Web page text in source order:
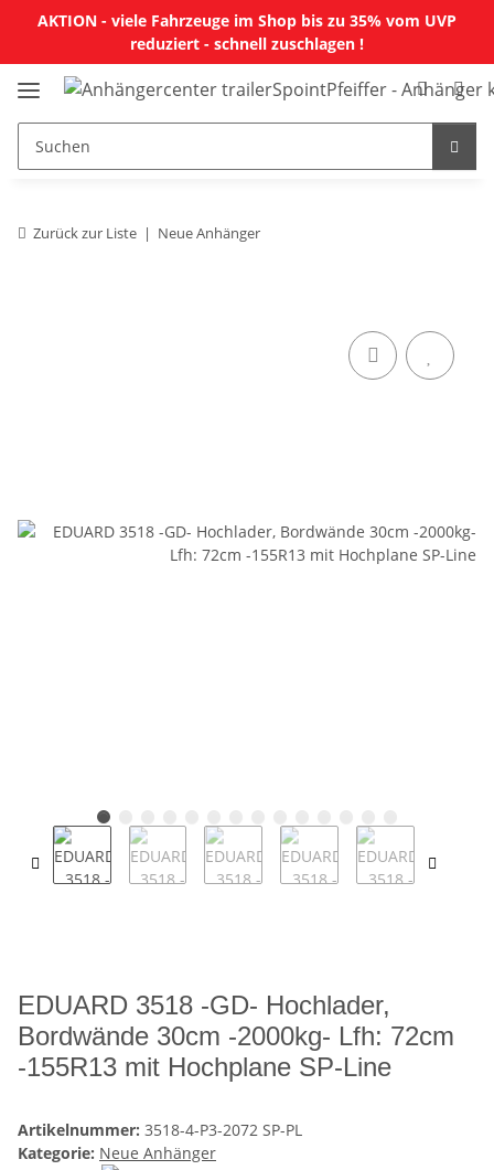
AKTION - viele Fahrzeuge im Shop bis zu 35% vom UVP
reduziert - schnell zuschlagen !
Zurück zur Liste Neue Anhänger
EDUARD 3518 -GD- Hochlader,
Bordwände 30cm -2000kg- Lfh: 72cm
-155R13 mit Hochplane SP-Line
Artikelnummer: 3518-4-P3-2072 SP-PL
Kategorie: Neue Anhänger